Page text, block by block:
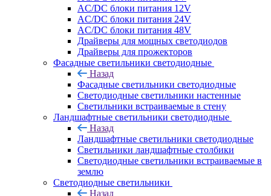
AC/DC блоки питания 12V
AC/DC блоки питания 24V
AC/DC блоки питания 48V
Драйверы для мощных светодиодов
Драйверы для прожекторов
Фасадные светильники светодиодные
Назад
Фасадные светильники светодиодные
Светодиодные светильники настенные
Светильники встраиваемые в стену
Ландшафтные светильники светодиодные
Назад
Ландшафтные светильники светодиодные
Светильники ландшафтные столбики
Светодиодные светильники встраиваемые в
землю
Светодиодные светильники
Назад